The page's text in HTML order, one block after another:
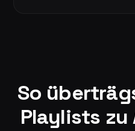
So
Playlists